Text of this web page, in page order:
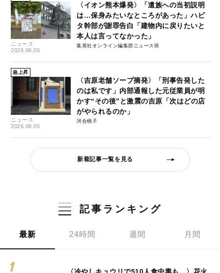
ニュース
2026.08.05
〈イオン熊本爆発〉「遺族への当初説明
は…保身みたいなところがあった」ハビ
タ幹部が謝罪告白「建物内に戻りたいと
本人は言ってなかった」
集英社オンライン編集部ニュース班
急上昇
ニュース
2026.08.05
〈吉原老舗ソープ摘発〉「刑事告発した
のは私です」内部通報した元従業員が明
かす“その後”と激震の吉原「次はどの店
がやられるのか」
河合桃子
新着記事一覧を見る
記事ランキング
最新 24時間 週間 月間
〈冷やしキュウリで510人食中毒も…〉花火